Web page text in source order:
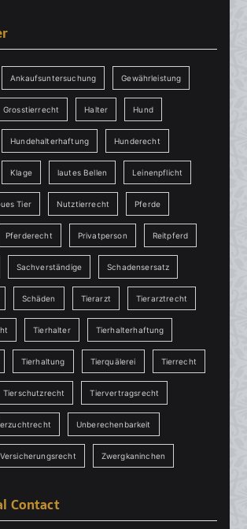
Ankaufsuntersuchung Gewährleistung
Grosstierrecht Halter Hund
Hundehalterhaftung Hunderecht
Klage lautes Bellen Leinenpflicht
Tier Nutztierrecht Pferde
Pferderecht Privatperson Reitpferd
Sachverständige Schadensersatz
Schäden Tierarzt Tierarztrecht
Tierhalter Tierhalterhaftung
Tierhaltung Tierquälerei Tierrecht
Tierschutzrecht Tiervertragsrecht
Unberechenbarkeit
Versicherungsrecht Zwergkaninchen
Contact